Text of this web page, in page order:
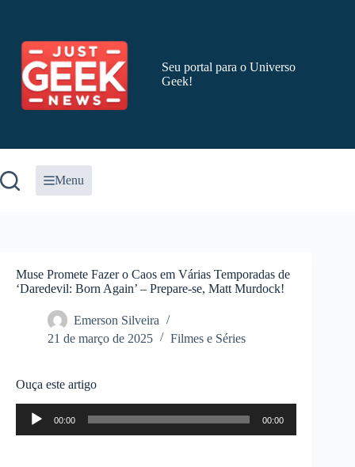
conteúdo
Seu portal para o Universo
Geek!
Menu
Muse Promete Fazer o Caos em Várias Temporadas de
‘Daredevil: Born Again’ – Prepare-se, Matt Murdock!
Emerson Silveira
21 de março de 2025
Filmes e Séries
Ouça este artigo
Tocador
áudio
00:00 00:00